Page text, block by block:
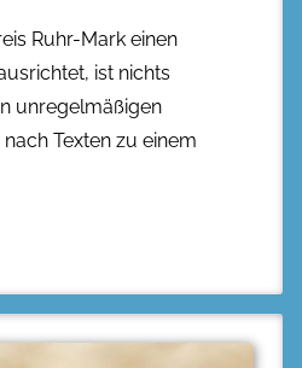
Ruhr-Mark einen
ist nichts
unregelmäßigen
Texten zu einem